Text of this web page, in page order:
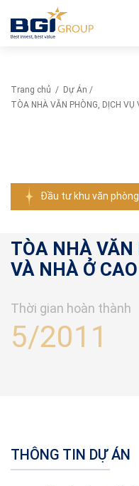
Trang chủ / Dự Án /
TÒA NHÀ VĂN PHÒNG, DỊCH VỤ
Đầu tư khu văn
TÒA NHÀ VĂN
VÀ NHÀ Ở
Thời gian hoàn thành
5/2011
THÔNG TIN DỰ ÁN